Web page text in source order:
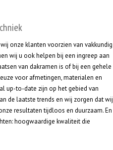
onze klanten voorzien van vakkundig
wij u ook helpen bij een ingreep aan
van dakramen is of bij een gehele
voor afmetingen, materialen en
up-to-date zijn op het gebied van
de laatste trends en wij zorgen dat wij
resultaten tijdloos en duurzaam. En
hoogwaardige kwaliteit die